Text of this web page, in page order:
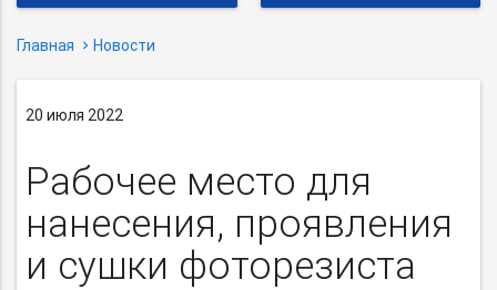
Главная Новости
20 июля 2022
Рабочее место для
нанесения, проявления
и сушки фоторезиста